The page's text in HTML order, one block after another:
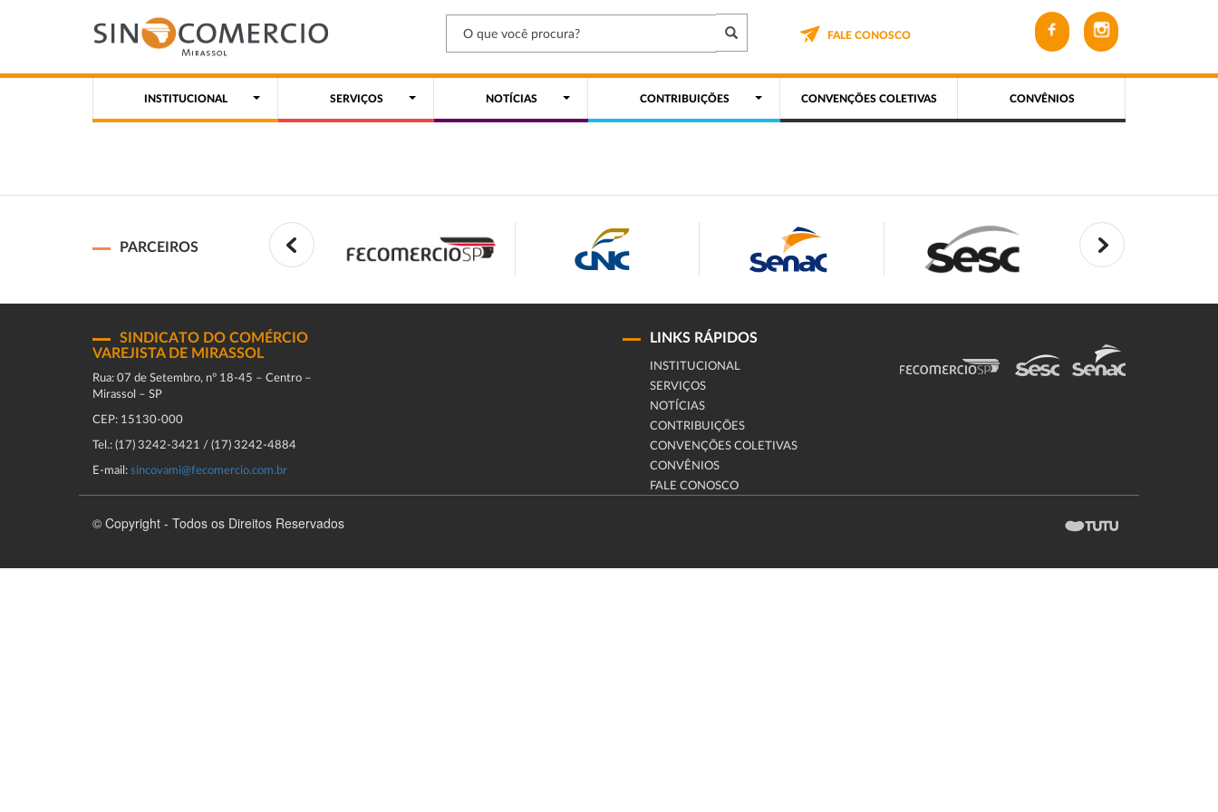
FALE CONOSCO
INSTITUCIONAL SERVIÇOS NOTÍCIAS CONTRIBUIÇÕES CONVENÇÕES COLETIVAS CONVÊNIOS
PARCEIROS
SINDICATO DO COMÉRCIO
VAREJISTA DE MIRASSOL
Rua: 07 de Setembro, n° 18-45 – Centro –
Mirassol – SP
CEP: 15130-000
Tel.: (17) 3242-3421 / (17) 3242-4884
E-mail: sincovami@fecomercio.com.br
LINKS RÁPIDOS
INSTITUCIONAL
SERVIÇOS
NOTÍCIAS
CONTRIBUIÇÕES
CONVENÇÕES COLETIVAS
CONVÊNIOS
FALE CONOSCO
© Copyright - Todos os Direitos Reservados